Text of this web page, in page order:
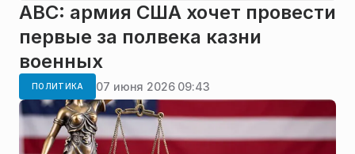
ABC: армия США хочет провести
первые за полвека казни
военных
ПОЛИТИКА 07 июня 2026 09:43